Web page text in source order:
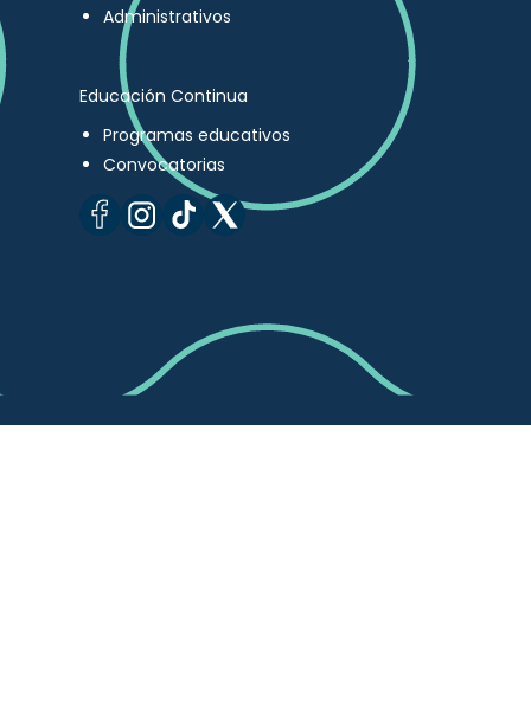
Administrativos
Educación Continua
Programas educativos
Convocatorias